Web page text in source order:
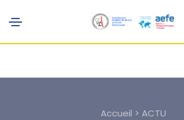
Accueil > ACTU